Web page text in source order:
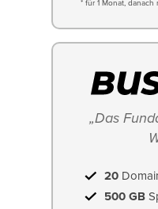
* für 1 Monat,
„Das
20
500 GB